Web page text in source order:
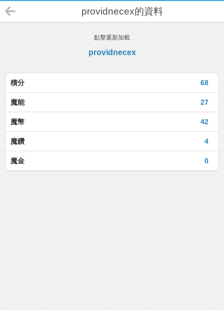
providnecex的資料
點擊重新加載
providnecex
68
積分
27
魔能
42
魔幣
4
魔鑽
0
魔金